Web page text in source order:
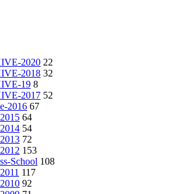
2020 22
2018 32
19 8
2017 52
2016 67
64
54
72
153
School 108
117
92